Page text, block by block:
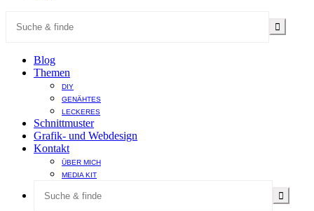
Blog
Themen
DIY
GENÄHTES
LECKERES
Schnittmuster
Grafik- und Webdesign
Kontakt
ÜBER MICH
MEDIA KIT